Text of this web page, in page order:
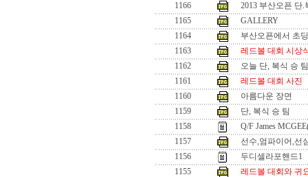
1166
2013 부산오픈 단
1165
GALLERY
1164
부산오픈에서 초
1163
레드볼 대회 시상
1162
오늘 단, 복식 승 팀
1161
레드볼 대회 사진
1160
아름다운 장면
1159
단, 복식 승 팀
1158
Q/F James
1157
선수,엄파이어,선
1156
두디셀라포핸드1
1155
레드볼 대회와 귀